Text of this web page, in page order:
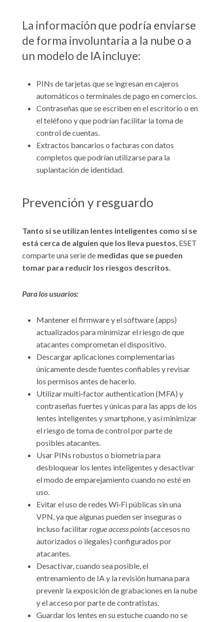
La información que podría enviarse
de forma involuntaria a la nube o a
un modelo de IA incluye:
PINs de tarjetas que se ingresan en cajeros
automáticos o terminales de pago en comercios.
Contraseñas que se escriben en el escritorio o en
el teléfono y que podrían facilitar la toma de
control de cuentas.
Extractos bancarios o facturas con datos
completos que podrían utilizarse para la
suplantación de identidad.
Prevención y resguardo
Tanto si se utilizan lentes inteligentes como si se
está cerca de alguien que los lleva puestos, ESET
comparte una serie de medidas que se pueden
tomar para reducir los riesgos descritos.
Para los usuarios:
Mantener el firmware y el software (apps)
actualizados para minimizar el riesgo de que
atacantes comprometan el dispositivo.
Descargar aplicaciones complementarias
únicamente desde fuentes confiables y revisar
los permisos antes de hacerlo.
Utilizar multi‑factor authentication (MFA) y
contraseñas fuertes y únicas para las apps de los
lentes inteligentes y smartphone, y así minimizar
el riesgo de toma de control por parte de
posibles atacantes.
Usar PINs robustos o biometría para
desbloquear los lentes inteligentes y desactivar
el modo de emparejamiento cuando no esté en
uso.
Evitar el uso de redes Wi‑Fi públicas sin una
VPN, ya que algunas pueden ser inseguras o
incluso facilitarrogue access points(accesos no
autorizados o ilegales) configurados por
atacantes.
Desactivar, cuando sea posible, el
entrenamiento de IA y la revisión humana para
prevenir la exposición de grabaciones en la nube
y el acceso por parte de contratistas.
Guardar los lentes en su estuche cuando no se